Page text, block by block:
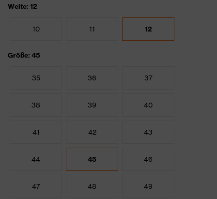
Weite: 12
10 11 12
Größe: 45
35 36 37
38 39 40
41 42 43
44 45 46
47 48 49